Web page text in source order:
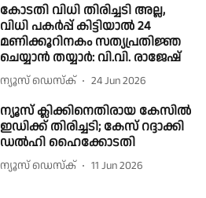
കോടതി വിധി തിരിച്ചടി അല്ല,
വിധി പകർപ്പ് കിട്ടിയാൽ 24
മണിക്കൂറിനകം സത്യപ്രതിജ്ഞ
ചെയ്യാൻ തയ്യാർ: വി.വി. രാജേഷ്
ന്യൂസ് ഡെസ്ക് 24 Jun 2026
ന്യൂസ് ക്ലിക്കിനെതിരായ കേസില്‍
ഇഡിക്ക് തിരിച്ചടി; കേസ് റദ്ദാക്കി
ഡല്‍ഹി ഹൈക്കോടതി
ന്യൂസ് ഡെസ്ക് 11 Jun 2026